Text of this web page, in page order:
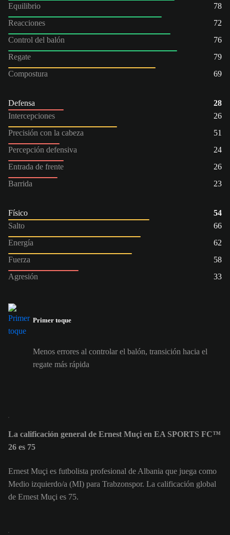
Equilibrio
78
Reacciones
72
Control del balón
76
Regate
79
Compostura
69
Defensa
28
Intercepciones
26
Precisión con la cabeza
51
Percepción defensiva
24
Entrada de frente
26
Barrida
23
Físico
54
Salto
66
Energía
62
Fuerza
58
Agresión
33
Primer toque
Menos errores al controlar el balón, transición hacia el
regate más rápida
La calificación general de Ernest Muçi en EA SPORTS FC™
26 es 75
Ernest Muçi es futbolista profesional de Albania que juega como
Medio izquierdo/a (MI) para Trabzonspor. La calificación global
de Ernest Muçi es 75.